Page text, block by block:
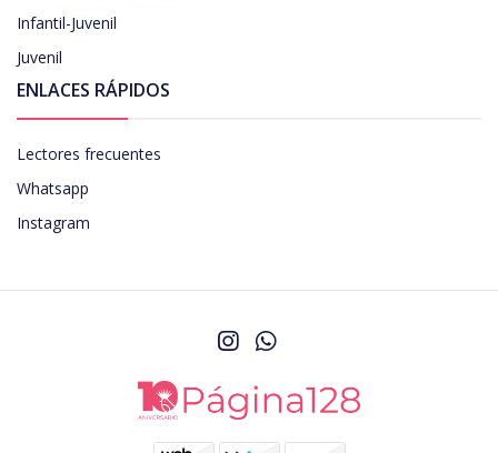
Infantil-Juvenil
Juvenil
ENLACES RÁPIDOS
Lectores frecuentes
Whatsapp
Instagram